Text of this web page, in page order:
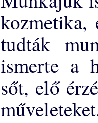
kozmetika,
tudták
ismerte a
sőt, elő